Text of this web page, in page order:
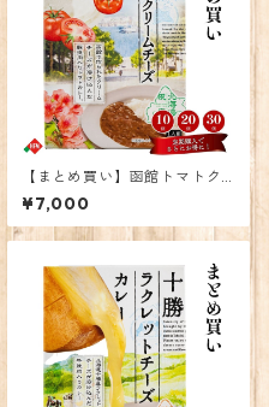
【まとめ買い】函館トマトク
リームチーズカレー10個
¥7,000